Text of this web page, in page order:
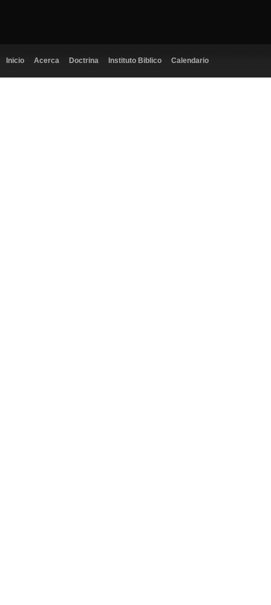
Inicio Acerca Doctrina Instituto Biblico Calendario